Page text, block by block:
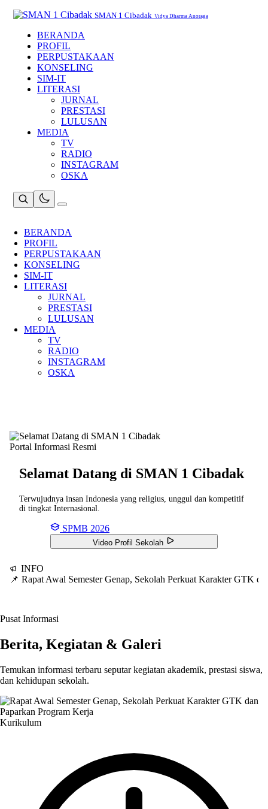
SMAN 1 Cibadak Vidya Dharma Anoraga
BERANDA
PROFIL
PERPUSTAKAAN
KONSELING
SIM-IT
LITERASI
JURNAL
PRESTASI
LULUSAN
MEDIA
TV
RADIO
INSTAGRAM
OSKA
BERANDA
PROFIL
PERPUSTAKAAN
KONSELING
SIM-IT
LITERASI
JURNAL
PRESTASI
LULUSAN
MEDIA
TV
RADIO
INSTAGRAM
OSKA
Portal Informasi Resmi
Selamat Datang di SMAN 1 Cibadak
Terwujudnya insan Indonesia yang religius, unggul dan kompetitif
di tingkat Internasional.
SPMB 2026
Video Profil Sekolah
INFO
📌 Rapat Awal Semester Genap, Sekolah Perkuat Karakter GTK
Pusat Informasi
Berita, Kegiatan & Galeri
Temukan informasi terbaru seputar kegiatan akademik, prestasi siswa,
dan kehidupan sekolah.
Kurikulum